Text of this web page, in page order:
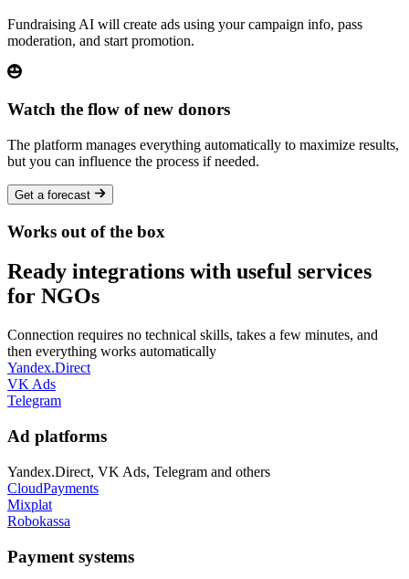
Fundraising AI will create ads using your campaign info, pass
moderation, and start promotion.
Watch the flow of new donors
The platform manages everything automatically to maximize results,
but you can influence the process if needed.
Get a forecast
Works out of the box
Ready integrations with useful services
for NGOs
Connection requires no technical skills, takes a few minutes, and
then everything works automatically
Yandex.Direct
VK Ads
Telegram
Ad platforms
Yandex.Direct, VK Ads, Telegram and others
CloudPayments
Mixplat
Robokassa
Payment systems